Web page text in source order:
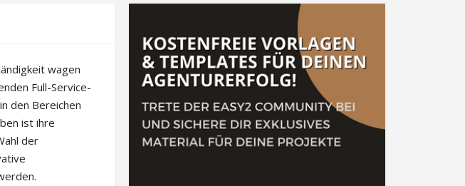
wagen
Full-Service-
den Bereichen
ist ihre
der